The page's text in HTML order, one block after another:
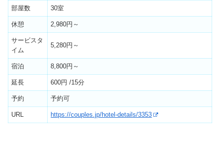
部屋数 30室
休憩 2,980円～
サービスタ
イム
5,280円～
宿泊 8,800円～
延長 600円 /15分
予約 予約可
URL https://couples.jp/hotel-details/3353